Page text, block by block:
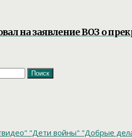
на заявление ВОЗ о
"Дети войны" "Добрые